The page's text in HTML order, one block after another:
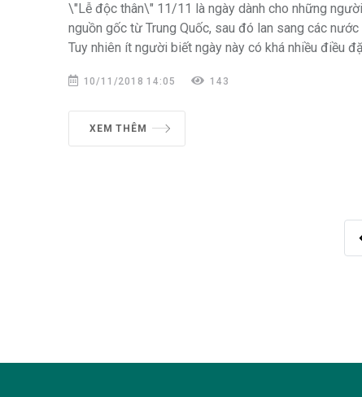
\"Lễ độc thân\" 11/11 là ngày dành cho những
nguồn gốc từ Trung Quốc, sau đó lan sang các nước
Tuy nhiên ít người biết ngày này có khá nhiều điều
10/11/2018 14:05 143
XEM THÊM